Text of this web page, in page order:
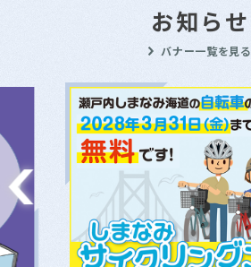
お知らせ
バナー一覧を見る